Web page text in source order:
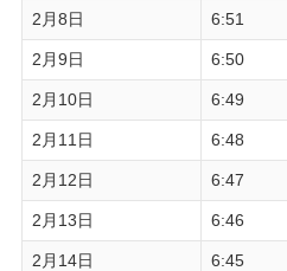
2月8日 6:51
2月9日 6:50
2月10日 6:49
2月11日 6:48
2月12日 6:47
2月13日 6:46
2月14日 6:45